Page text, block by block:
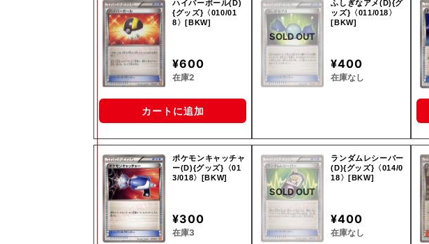
ハイパーボール(D)
{グッズ}〈010/01
8〉[BKW]
¥600
在庫2
カートに追加
SOLD OUT
ふしぎなアメ(D){グ
ッズ}〈011/018〉
[BKW]
¥400
在庫なし
ポケモンキャッチャ
ー(D){グッズ}〈01
3/018〉[BKW]
¥300
在庫3
SOLD OUT
ランダムレシーバー
(D){グッズ}〈014/0
18〉[BKW]
¥400
在庫なし